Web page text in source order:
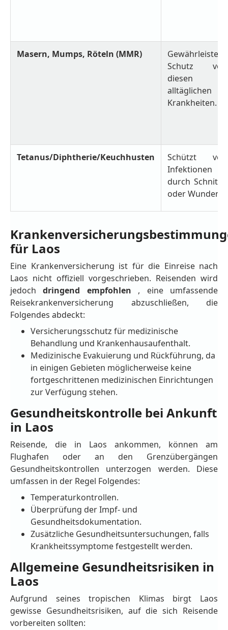
Masern, Mumps, Röteln (MMR)
Gewährleistet
Schutz vor
diesen
alltäglichen
Krankheiten.
Tetanus/Diphtherie/Keuchhusten
Schützt vor
Infektionen
durch Schnitte
oder Wunden.
für Laos
Eine Krankenversicherung ist für die Einreise nach
Laos nicht offiziell vorgeschrieben. Reisenden wird
jedochdringend empfohlen , eine umfassende
Reisekrankenversicherung abzuschließen, die
Folgendes abdeckt:
Versicherungsschutz für medizinische
Behandlung und Krankenhausaufenthalt.
Medizinische Evakuierung und Rückführung, da
in einigen Gebieten möglicherweise keine
fortgeschrittenen medizinischen Einrichtungen
zur Verfügung stehen.
Gesundheitskontrolle bei Ankunft
in Laos
Reisende, die in Laos ankommen, können am
Flughafen oder an den Grenzübergängen
Gesundheitskontrollen unterzogen werden. Diese
umfassen in der Regel Folgendes:
Temperaturkontrollen.
Überprüfung der Impf- und
Gesundheitsdokumentation.
Zusätzliche Gesundheitsuntersuchungen, falls
Krankheitssymptome festgestellt werden.
Allgemeine Gesundheitsrisiken in
Laos
Aufgrund seines tropischen Klimas birgt Laos
gewisse Gesundheitsrisiken, auf die sich Reisende
vorbereiten sollten: